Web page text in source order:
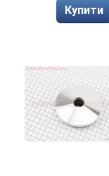
Купити